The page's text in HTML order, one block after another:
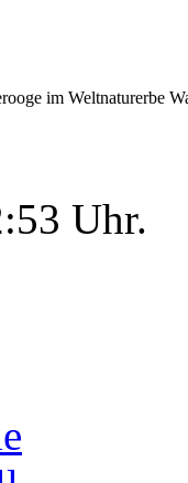
im Weltnaturerbe
Uhr.